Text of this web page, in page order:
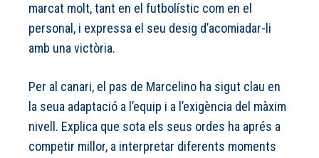
marcat molt, tant en el futbolístic com en el
personal, i expressa el seu desig d’acomiadar-li
amb una victòria.
Per al canari, el pas de Marcelino ha sigut clau en
la seua adaptació a l’equip i a l’exigència del màxim
nivell. Explica que sota els seus ordes ha aprés a
competir millor, a interpretar diferents moments